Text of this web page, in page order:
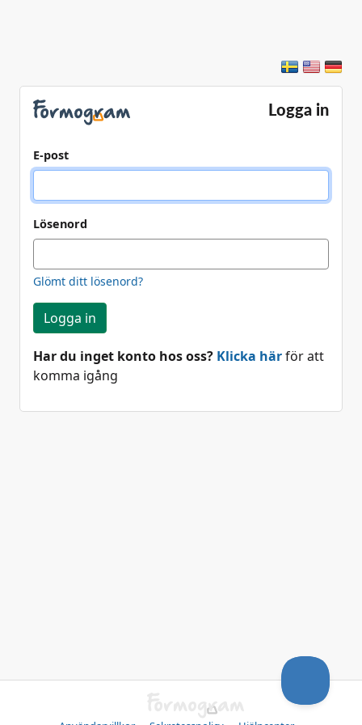
Logga in
E-post
Lösenord
Glömt ditt lösenord?
Logga in
Har du inget konto hos oss? Klicka härför att
komma igång